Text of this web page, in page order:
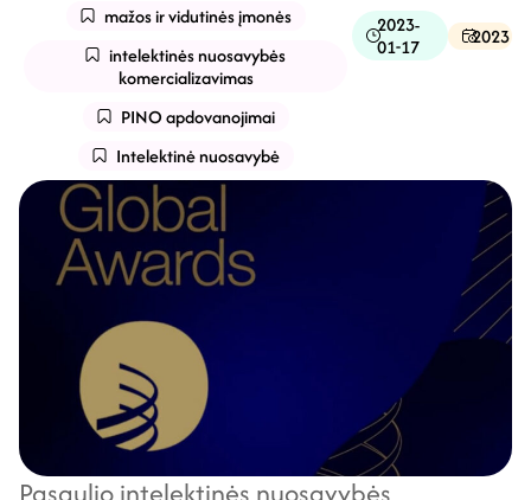
mažos ir vidutinės įmonės
intelektinės nuosavybės
komercializavimas
PINO apdovanojimai
Intelektinė nuosavybė
2023-
01-17
2023